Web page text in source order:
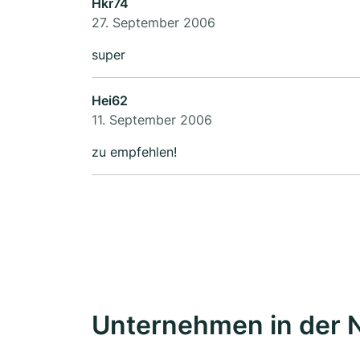
Hkr74
27. September 2006
super
Hei62
11. September 2006
zu empfehlen!
Unternehmen in der